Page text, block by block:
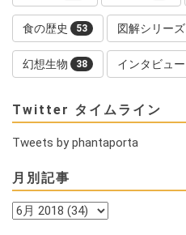
食の歴史 53 図解シリーズ
幻想生物 38 インタビュー
Twitter タイムライン
Tweets by phantaporta
月別記事